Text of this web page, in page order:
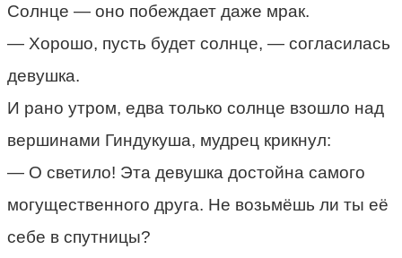
Солнце — оно побеждает даже мрак.
— Хорошо, пусть будет солнце, — согласилась
девушка.
И рано утром, едва только солнце взошло над
вершинами Гиндукуша, мудрец крикнул:
— О светило! Эта девушка достойна самого
могущественного друга. Не возьмёшь ли ты её
себе в спутницы?